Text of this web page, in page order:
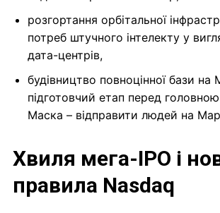
розгортання орбітальної
потреб штучного інтелекту у
дата-центрів,
будівництво повноцінної бази на
підготовчий етап перед
Маска – відправити людей на
Хвиля мега-IPO і
правила Nasdaq